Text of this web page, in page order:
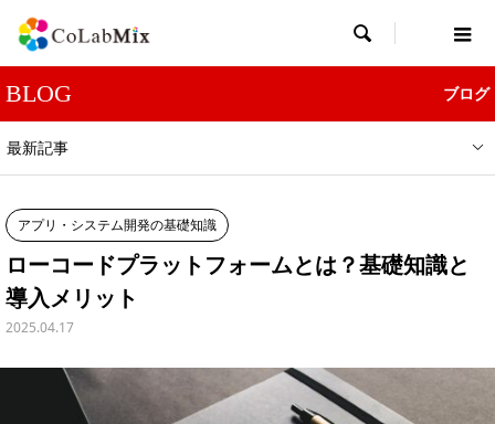

BLOG ブログ
最新記事
アプリ・システム開発の基礎知識
ローコードプラットフォームとは？基礎知識と
導入メリット
2025.04.17